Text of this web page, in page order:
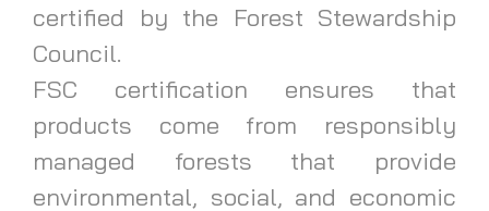
certified by the Forest Stewardship
Council.
FSC certification ensures that
products come from responsibly
managed forests that provide
environmental, social, and economic